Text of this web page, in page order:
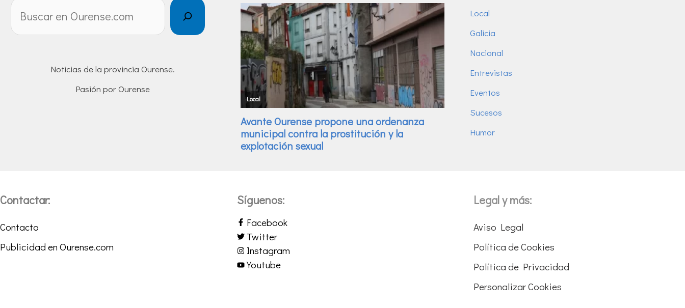
Noticias de la provincia Ourense.
Pasión por Ourense
Local
Galicia
Nacional
Entrevistas
Eventos
Sucesos
Humor
Contactar:
Contacto
Publicidad en Ourense.com
Síguenos:
Facebook
Twitter
Instagram
Youtube
Legal y más:
Aviso Legal
Política de Cookies
Política de Privacidad
Personalizar Cookies